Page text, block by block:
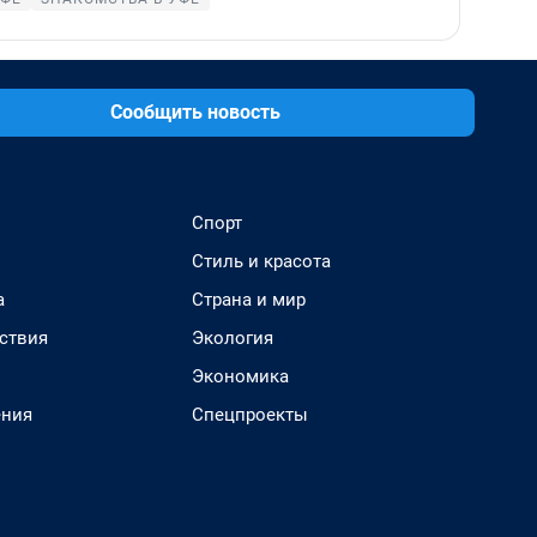
Сообщить новость
Спорт
Стиль и красота
Страна и мир
Экология
Экономика
Спецпроекты